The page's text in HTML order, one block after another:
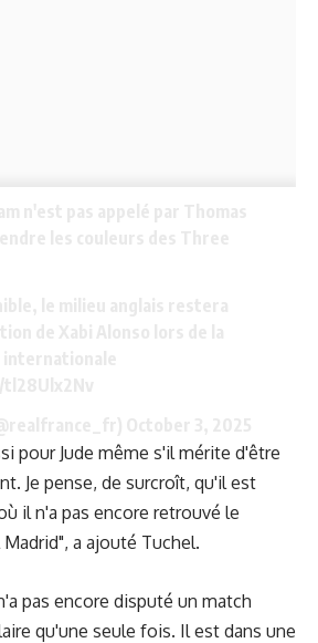
pour Jude même s'il mérite d'être
Je pense, de surcroît, qu'il est
il n'a pas encore retrouvé le
a ajouté Tuchel.
pas encore disputé un match
qu'une seule fois. Il est dans une